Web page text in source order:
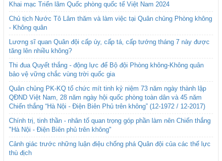
Khai mạc Triển lãm Quốc phòng quốc tế Việt Nam 2024
Chủ tịch Nước Tô Lâm thăm và làm việc tại Quân chủng Phòng không
- Không quân
Lương sĩ quan Quân đội cấp úy, cấp tá, cấp tướng tháng 7 này được
tăng lên nhiều không?
Thi đua Quyết thắng - động lực để Bộ đội Phòng không-Không quân
bảo vệ vững chắc vùng trời quốc gia
Quân chủng PK-KQ tổ chức mít tinh kỷ niệm 73 năm ngày thành lập
QĐND Việt Nam, 28 năm ngày hội quốc phòng toàn dân và 45 năm
Chiến thắng “Hà Nội - Điện Biên Phủ trên không” (12-1972 / 12-2017)
Chính trị, tinh thần - nhân tố quan trọng góp phần làm nên Chiến thắng
"Hà Nội - Điện Biên phủ trên không"
Cảnh giác trước những luận điệu chống phá Quân đội của các thế lực
thù địch